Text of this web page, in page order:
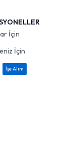
İçin
İçin
İşe Alım